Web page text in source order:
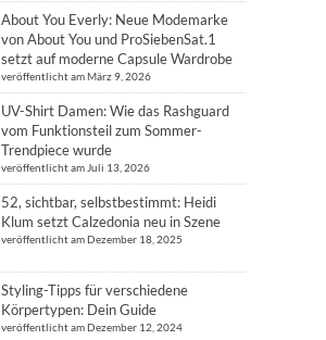
About You Everly: Neue Modemarke
von About You und ProSiebenSat.1
setzt auf moderne Capsule Wardrobe
veröffentlicht am März 9, 2026
UV-Shirt Damen: Wie das Rashguard
vom Funktionsteil zum Sommer-
Trendpiece wurde
veröffentlicht am Juli 13, 2026
52, sichtbar, selbstbestimmt: Heidi
Klum setzt Calzedonia neu in Szene
veröffentlicht am Dezember 18, 2025
Styling-Tipps für verschiedene
Körpertypen: Dein Guide
veröffentlicht am Dezember 12, 2024